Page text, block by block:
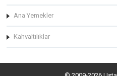
Ana Yemekler
Kahvaltılıklar